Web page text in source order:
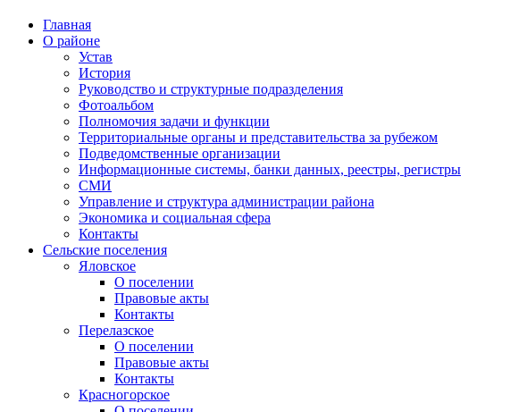
Главная
О районе
Устав
История
Руководство и структурные подразделения
Фотоальбом
Полномочия задачи и функции
Территориальные органы и представительства за рубежом
Подведомственные организации
Информационные системы, банки данных, реестры, регистры
СМИ
Управление и структура администрации района
Экономика и социальная сфера
Контакты
Сельские поселения
Яловское
О поселении
Правовые акты
Контакты
Перелазское
О поселении
Правовые акты
Контакты
Красногорское